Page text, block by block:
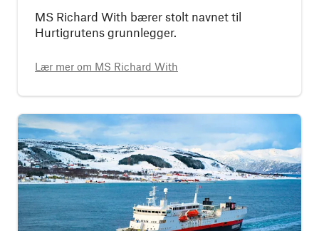
MS Richard With bærer stolt navnet til
Hurtigrutens grunnlegger.
Lær mer om MS Richard With